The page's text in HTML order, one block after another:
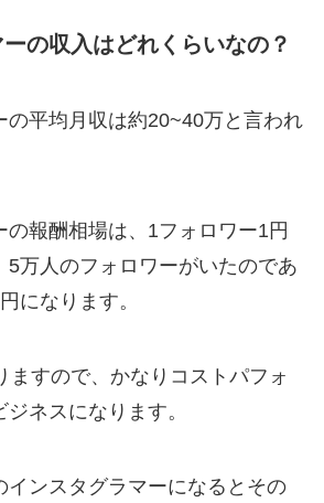
の収入はどれくらいなの？
の平均月収は約20~40万と言われ
の報酬相場は、1フォロワー1円
5万人のフォロワーがいたのであ
になります。
ますので、かなりコストパフォ
ネスになります。
インスタグラマーになるとその